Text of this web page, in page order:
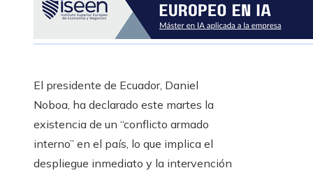
El presidente de Ecuador, Daniel
Noboa, ha declarado este martes la
existencia de un “conflicto armado
interno” en el país, lo que implica el
despliegue inmediato y la intervención